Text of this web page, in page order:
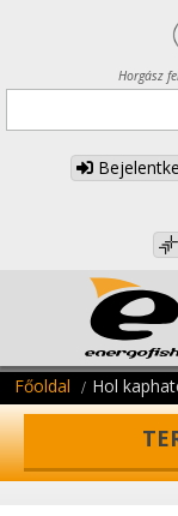
Horgász
Főoldal Hol